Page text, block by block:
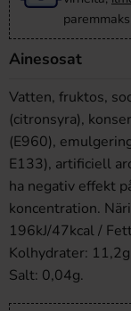
Ainesosat
Vatten, fruktos,
(citronsyra),
(E960),
E133), artificiell
ha negativ effekt
koncentration.
196kJ/47kcal /
Kolhydrater:
Salt: 0,04g.